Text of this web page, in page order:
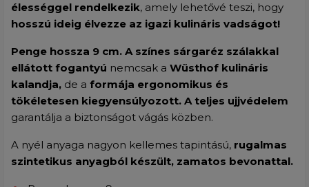
élességgel rendelkezik, amely lehetővé teszi, hogy
hosszú ideig élvezze az igazi kulináris vadságot!
Penge hossza 9 cm. A színes sárgaréz szálakkal
ellátott fogantyú nemcsak a Wüsthof kulináris
kalandja, de a formája ergonomikus és
tökéletesen kiegyensúlyozott. A teljes ujjvédelem
garantálja a biztonságot vágás közben.
A nyél anyaga nagyon kellemes tapintású, rugalmas
szintetikus anyagból készült, zamatos bevonattal.